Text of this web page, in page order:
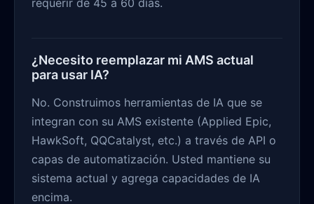
requerir de 45 a 60 días.
¿Necesito reemplazar mi AMS actual
para usar IA?
No. Construimos herramientas de IA que se
integran con su AMS existente (Applied Epic,
HawkSoft, QQCatalyst, etc.) a través de API o
capas de automatización. Usted mantiene su
sistema actual y agrega capacidades de IA
encima.